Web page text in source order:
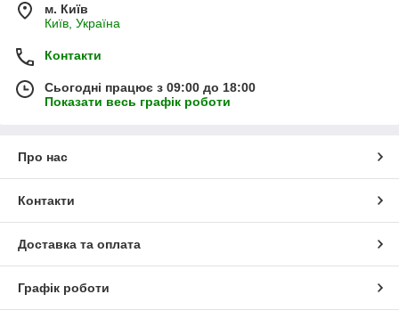
м. Київ
Київ, Україна
Контакти
Сьогодні працює з 09:00 до 18:00
Показати весь графік роботи
Про нас
Контакти
Доставка та оплата
Графік роботи